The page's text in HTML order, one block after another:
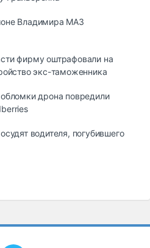
Владимира МАЗ
фирму оштрафовали на
экс-таможенника
дрона повредили
водителя, погубившего